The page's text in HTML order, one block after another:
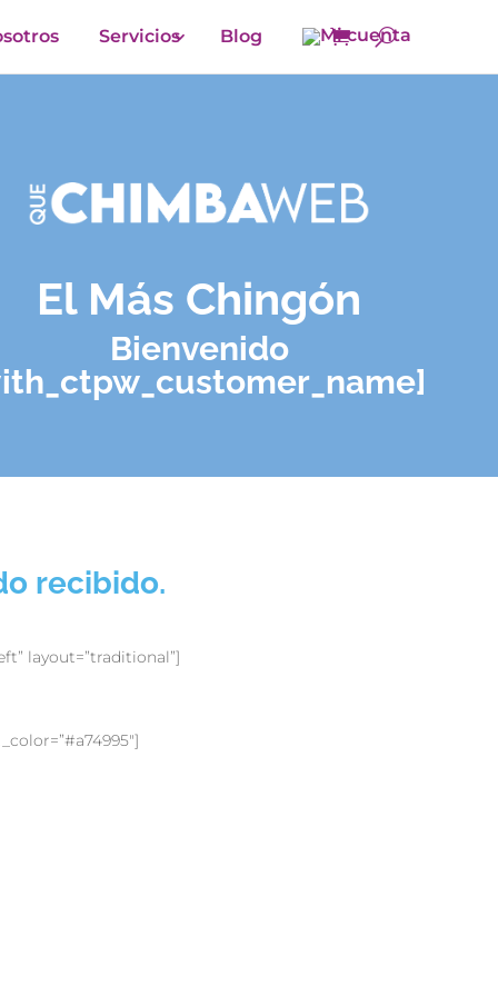
Servicios Blog
El Más Chingón
Bienvenido
recibido.
layout=”traditional”]